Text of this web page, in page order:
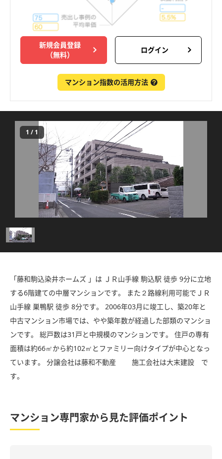
新規会員登録
（無料）
ログイン
マンション指数の活用方法
1 / 1
「藤和駒込染井ホームズ 」は ＪＲ山手線 駒込駅 徒歩 9分に立地
する6階建ての中層マンションです。 また２路線利用可能でＪＲ
山手線 巣鴨駅 徒歩 8分です。 2006年03月に竣工し、築20年と
中古マンション市場では、やや築年数が経過した部類のマンショ
ンです。 総戸数は31戸と中規模のマンションです。 住戸の専有
面積は約66㎡から約102㎡とファミリー向けタイプが中心となっ
ています。 分譲会社は藤和不動産 施工会社は大末建設 で
す。
マンション専門家から見た評価ポイント